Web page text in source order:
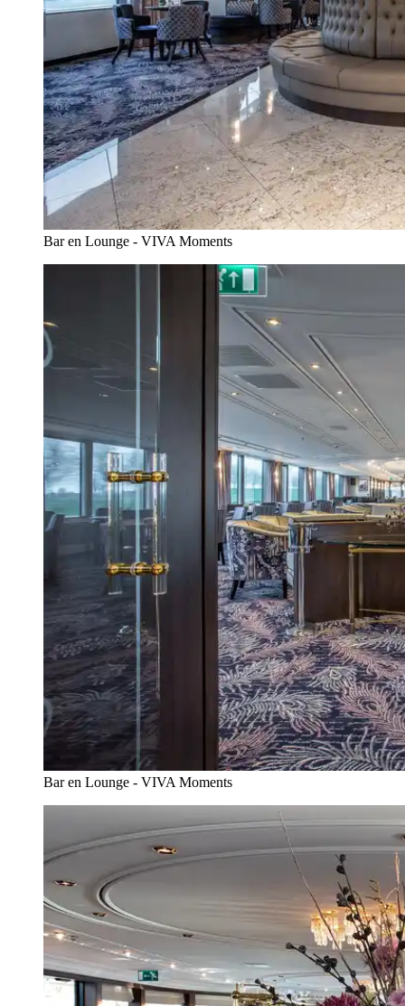
Bar en Lounge - VIVA Moments
Bar en Lounge - VIVA Moments